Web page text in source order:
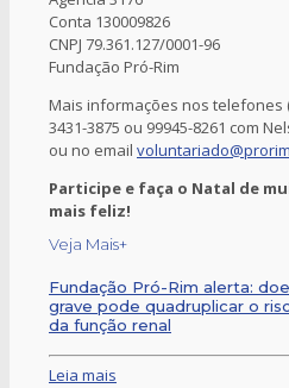
Conta 130009826
CNPJ 79.361.127/0001-96
Fundação Pró-Rim
Mais informações nos telefones
3431-3875 ou 99945-8261 com
ou no email
Participe e faça o Natal de
mais feliz!
Veja Mais+
Fundação Pró-Rim alerta:
grave pode quadruplicar o
da função renal
Leia mais